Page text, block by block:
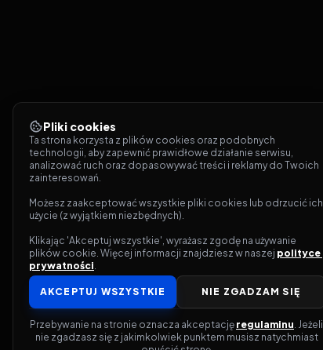
Pliki cookies
Ta strona korzysta z plików cookies oraz podobnych
technologii, aby zapewnić prawidłowe działanie serwisu,
analizować ruch oraz dopasowywać treści i reklamy do Twoich
zainteresowań.
Możesz zaakceptować wszystkie pliki cookies lub odrzucić ich
użycie (z wyjątkiem niezbędnych).
Klikając 'Akceptuj wszystkie', wyrażasz zgodę na używanie
plików cookie. Więcej informacji znajdziesz w naszej polityce
prywatności.
AKCEPTUJ WSZYSTKIE NIE ZGADZAM SIĘ
Przebywanie na stronie oznacza akceptację regulaminu. Jeżeli
nie zgadzasz się z jakimkolwiek punktem musisz natychmiast